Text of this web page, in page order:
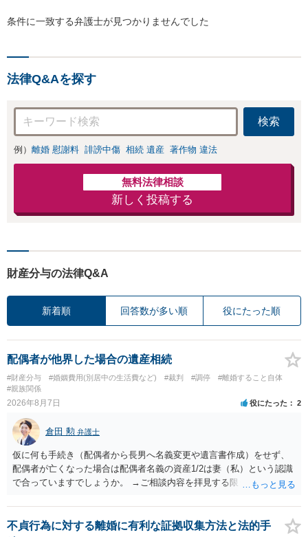
条件に一致する弁護士が見つかりませんでした
法律Q&Aを探す
検索
例） 離婚 慰謝料 誹謗中傷 相続 遺産 著作物 違法
無料法律相談
新しく投稿する
財産分与の法律Q&A
新着順 回答数が多い順 役にたった順
配偶者が他界した場合の遺産相続
#財産分与 #婚姻費用(別居中の生活費など) #裁判 #調停
#離婚すること自体
#親族関係
2026年8月7日 役にたった 2
倉田 勲 弁護士
仮に何も手続き（配偶者から長男へ名義変更や遺言書作成）をせず、
配偶者が亡くなった場合は配偶者名義の資産1/2は妻（私）という認識
で合っていますでしょうか。 →ご相談内容を拝見する限りでは、その
完全に所有する場合は、他の相続人に対して自宅の評価額の１/２の代
償金の支払いが必要になります。
不貞行為に対する離婚に有利な証拠収集方法と法的手